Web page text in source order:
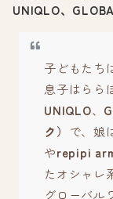
UNIQLO、
子どもたち
息子はらら
UNIQLO、
ク）
で、娘
やrepipi
たオシャレ
グローバル